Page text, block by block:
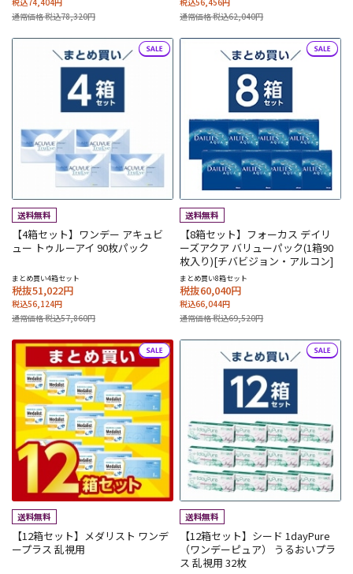
通常価格 税込78,320円
通常価格 税込62,040円
【4箱セット】ワンデー アキュビ
ュー トゥルーアイ 90枚パック
まとめ買い4箱セット
税抜51,022円
税込56,124円
通常価格 税込57,860円
【8箱セット】フォーカス デイリ
ーズアクア バリューパック(1箱90
枚入り)[チバビジョン・アルコン]
まとめ買い8箱セット
税抜60,040円
税込66,044円
通常価格 税込69,520円
【12箱セット】メダリスト ワンデ
ープラス 乱視用
【12箱セット】シード 1dayPure
（ワンデーピュア） うるおいプラ
ス 乱視用 32枚